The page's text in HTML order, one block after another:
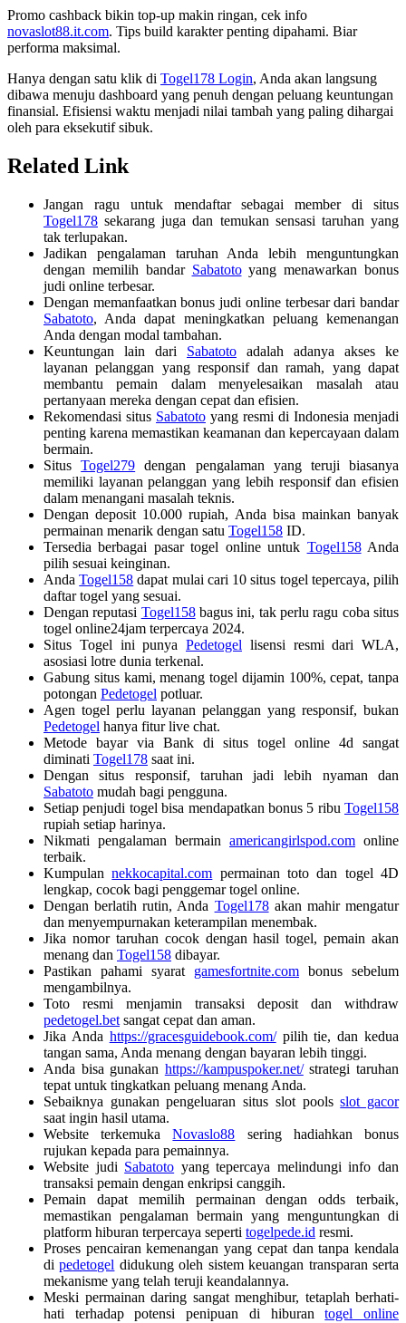
Promo cashback bikin top-up makin ringan, cek info
novaslot88.it.com. Tips build karakter penting dipahami. Biar
performa maksimal.
Hanya dengan satu klik di Togel178 Login, Anda akan langsung
dibawa menuju dashboard yang penuh dengan peluang keuntungan
finansial. Efisiensi waktu menjadi nilai tambah yang paling dihargai
oleh para eksekutif sibuk.
Related Link
Jangan ragu untuk mendaftar sebagai member di situs
Togel178 sekarang juga dan temukan sensasi taruhan yang
tak terlupakan.
Jadikan pengalaman taruhan Anda lebih menguntungkan
dengan memilih bandar Sabatotoyang menawarkan bonus
judi online terbesar.
Dengan memanfaatkan bonus judi online terbesar dari bandar
Sabatoto, Anda dapat meningkatkan peluang kemenangan
Anda dengan modal tambahan.
Keuntungan lain dari Sabatoto adalah adanya akses ke
layanan pelanggan yang responsif dan ramah, yang dapat
membantu pemain dalam menyelesaikan masalah atau
pertanyaan mereka dengan cepat dan efisien.
Rekomendasi situs Sabatoto yang resmi di Indonesia menjadi
penting karena memastikan keamanan dan kepercayaan dalam
bermain.
SitusTogel279 dengan pengalaman yang teruji biasanya
memiliki layanan pelanggan yang lebih responsif dan efisien
dalam menangani masalah teknis.
Dengan deposit 10.000 rupiah, Anda bisa mainkan banyak
permainan menarik dengan satu Togel158 ID.
Tersedia berbagai pasar togel online untuk Togel158Anda
pilih sesuai keinginan.
AndaTogel158 dapat mulai cari 10 situs togel tepercaya, pilih
daftar togel yang sesuai.
Dengan reputasi Togel158bagus ini, tak perlu ragu coba situs
togel online24jam terpercaya 2024.
Situs Togel ini punya Pedetogel lisensi resmi dari WLA,
asosiasi lotre dunia terkenal.
Gabung situs kami, menang togel dijamin 100%, cepat, tanpa
potongan Pedetogel potluar.
Agen togel perlu layanan pelanggan yang responsif, bukan
Pedetogel hanya fitur live chat.
Metode bayar via Bank di situs togel online 4d sangat
diminati Togel178 saat ini.
Dengan situs responsif, taruhan jadi lebih nyaman dan
Sabatoto mudah bagi pengguna.
Setiap penjudi togel bisa mendapatkan bonus 5 ribu Togel158
rupiah setiap harinya.
Nikmati pengalaman bermain americangirlspod.com online
terbaik.
Kumpulannekkocapital.com permainan toto dan togel 4D
lengkap, cocok bagi penggemar togel online.
Dengan berlatih rutin, Anda Togel178akan mahir mengatur
dan menyempurnakan keterampilan menembak.
Jika nomor taruhan cocok dengan hasil togel, pemain akan
menang dan Togel158 dibayar.
Pastikan pahami syarat gamesfortnite.com bonus sebelum
mengambilnya.
Toto resmi menjamin transaksi deposit dan withdraw
pedetogel.bet sangat cepat dan aman.
Jika Anda https://gracesguidebook.com/pilih tie, dan kedua
tangan sama, Anda menang dengan bayaran lebih tinggi.
Anda bisa gunakan https://kampuspoker.net/strategi taruhan
tepat untuk tingkatkan peluang menang Anda.
Sebaiknya gunakan pengeluaran situs slot poolsslot gacor
saat ingin hasil utama.
Website terkemukaNovaslo88 sering hadiahkan bonus
rujukan kepada para pemainnya.
Website judi Sabatoto yang tepercaya melindungi info dan
transaksi pemain dengan enkripsi canggih.
Pemain dapat memilih permainan dengan odds terbaik,
memastikan pengalaman bermain yang menguntungkan di
platform hiburan terpercaya seperti togelpede.id resmi.
Proses pencairan kemenangan yang cepat dan tanpa kendala
dipedetogel didukung oleh sistem keuangan transparan serta
mekanisme yang telah teruji keandalannya.
Meski permainan daring sangat menghibur, tetaplah berhati-
hati terhadap potensi penipuan di hiburantogel online